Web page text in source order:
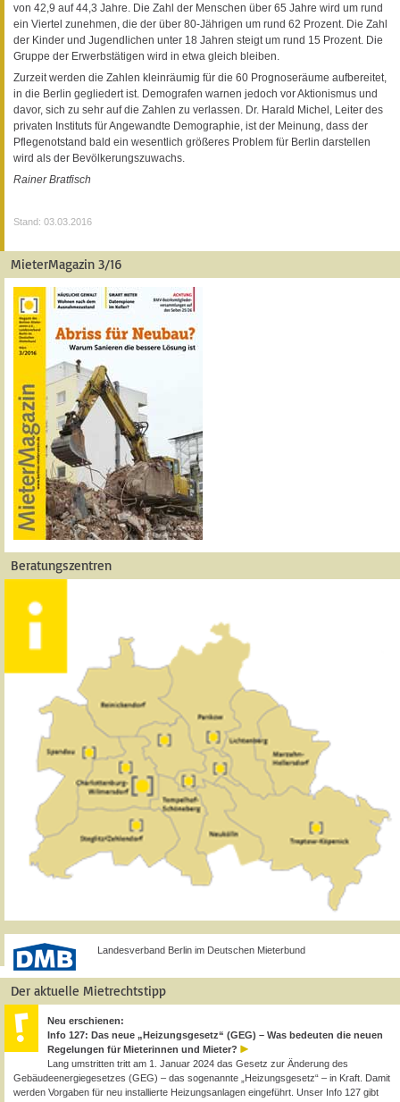
von 42,9 auf 44,3 Jahre. Die Zahl der Menschen über 65 Jahre wird um rund
ein Viertel zunehmen, die der über 80-Jährigen um rund 62 Prozent. Die Zahl
der Kinder und Jugendlichen unter 18 Jahren steigt um rund 15 Prozent. Die
Gruppe der Erwerbstätigen wird in etwa gleich bleiben.
Zurzeit werden die Zahlen kleinräumig für die 60 Prognoseräume aufbereitet,
in die Berlin gegliedert ist. Demografen warnen jedoch vor Aktionismus und
davor, sich zu sehr auf die Zahlen zu verlassen. Dr. Harald Michel, Leiter des
privaten Instituts für Angewandte Demographie, ist der Meinung, dass der
Pflegenotstand bald ein wesentlich größeres Problem für Berlin darstellen
wird als der Bevölkerungszuwachs.
Rainer Bratfisch
Stand: 03.03.2016
MieterMagazin 3/16
Beratungszentren
Landesverband Berlin im Deutschen Mieterbund
Der aktuelle Mietrechtstipp
Neu erschienen:
Info 127: Das neue „Heizungsgesetz“ (GEG) – Was bedeuten die neuen
Regelungen für Mieterinnen und Mieter?
Lang umstritten tritt am 1. Januar 2024 das Gesetz zur Änderung des
Gebäudeenergiegesetzes (GEG) – das sogenannte „Heizungsgesetz“ – in Kraft. Damit
werden Vorgaben für neu installierte Heizungsanlagen eingeführt. Unser Info 127 gibt